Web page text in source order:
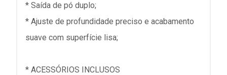
* Saída de pó duplo;
* Ajuste de profundidade preciso e acabamento
suave com superfície lisa;
* ACESSÓRIOS INCLUSOS